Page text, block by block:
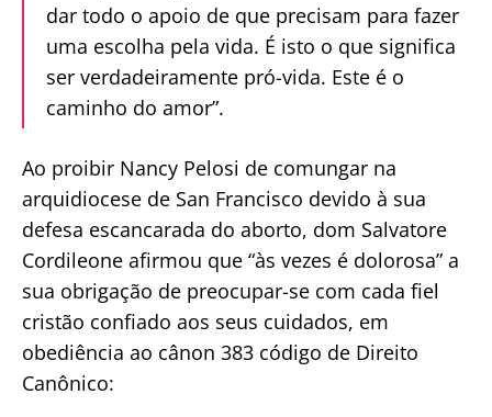
dar todo o apoio de que precisam para fazer
uma escolha pela vida. É isto o que significa
ser verdadeiramente pró-vida. Este é o
caminho do amor”.
Ao proibir Nancy Pelosi de comungar na
arquidiocese de San Francisco devido à sua
defesa escancarada do aborto, dom Salvatore
Cordileone afirmou que “às vezes é dolorosa” a
sua obrigação de preocupar-se com cada fiel
cristão confiado aos seus cuidados, em
obediência ao cânon 383 código de Direito
Canônico: